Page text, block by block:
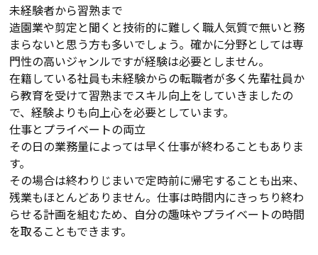
未経験者から習熟まで
造園業や剪定と聞くと技術的に難しく職人気質で無いと務
まらないと思う方も多いでしょう。確かに分野としては専
門性の高いジャンルですが経験は必要としません。
在籍している社員も未経験からの転職者が多く先輩社員か
ら教育を受けて習熟までスキル向上をしていきましたの
で、経験よりも向上心を必要としています。
仕事とプライベートの両立
その日の業務量によっては早く仕事が終わることもありま
す。
その場合は終わりじまいで定時前に帰宅することも出来、
残業もほとんどありません。仕事は時間内にきっちり終わ
らせる計画を組むため、自分の趣味やプライベートの時間
を取ることもできます。